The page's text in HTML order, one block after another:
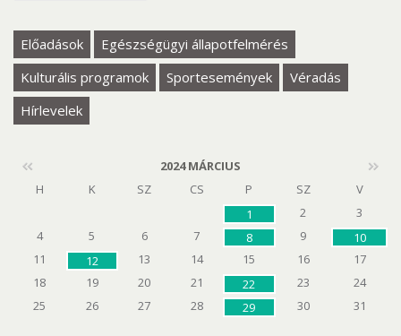
Előadások
Egészségügyi állapotfelmérés
Kulturális programok
Sportesemények
Véradás
Hírlevelek
H K SZ CS P SZ
V
1
2
3
4
5 6 7 8 9
10
11
12 13 14 15 16
17
18
19 20 21 22 23
24
25
26 27 28 29 30 31
2024 MÁRCIUS